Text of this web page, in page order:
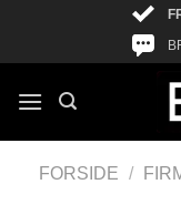
FORSIDE /